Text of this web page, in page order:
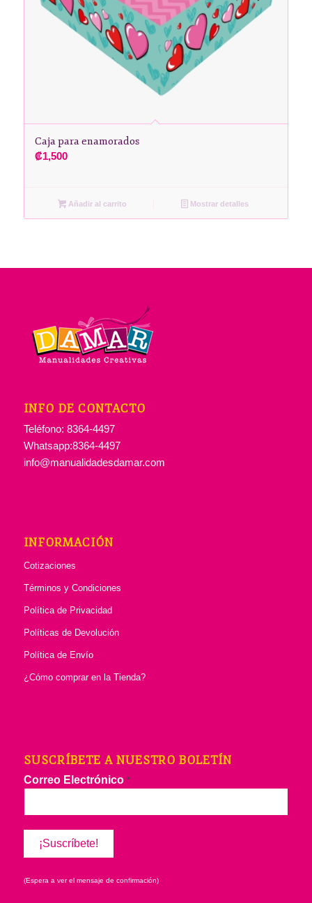
Caja para enamorados
₡1,500
Añadir al carrito Mostrar detalles
INFO DE CONTACTO
Teléfono: 8364-4497
Whatsapp:8364-4497
info@manualidadesdamar.com
INFORMACIÓN
Cotizaciones
Términos y Condiciones
Política de Privacidad
Políticas de Devolución
Política de Envío
¿Cómo comprar en la Tienda?
SUSCRÍBETE A NUESTRO BOLETÍN
Correo Electrónico *
(Espera a ver el mensaje de confirmación)